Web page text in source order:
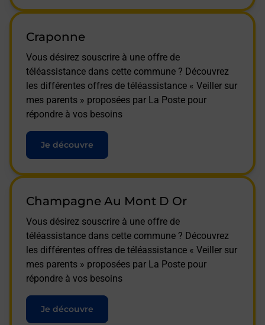
Craponne
Vous désirez souscrire à une offre de
téléassistance dans cette commune ? Découvrez
les différentes offres de téléassistance « Veiller sur
mes parents » proposées par La Poste pour
répondre à vos besoins
Je découvre
Champagne Au Mont D Or
Vous désirez souscrire à une offre de
téléassistance dans cette commune ? Découvrez
les différentes offres de téléassistance « Veiller sur
mes parents » proposées par La Poste pour
répondre à vos besoins
Je découvre